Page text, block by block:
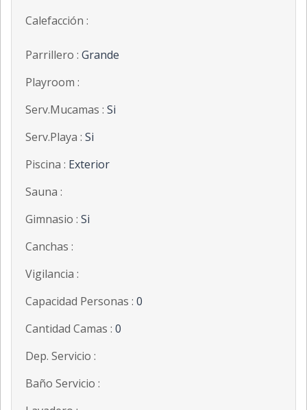
Calefacción :
Parrillero : Grande
Playroom :
Serv.Mucamas : Si
Serv.Playa : Si
Piscina : Exterior
Sauna :
Gimnasio : Si
Canchas :
Vigilancia :
Capacidad Personas : 0
Cantidad Camas : 0
Dep. Servicio :
Baño Servicio :